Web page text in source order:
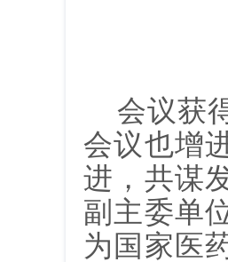
会议获
会议也增
进，共谋
副主委单
为国家医